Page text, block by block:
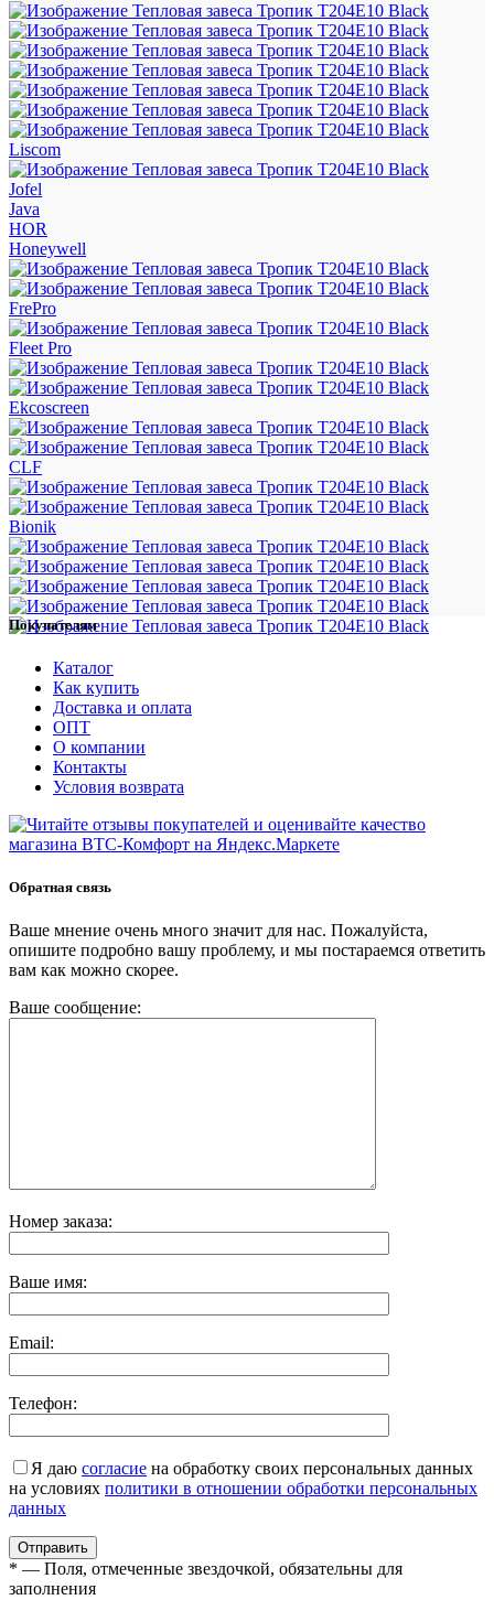
Liscom
Jofel
Java
HOR
Honeywell
FrePro
Fleet Pro
Ekcoscreen
CLF
Bionik
Покупателям
Каталог
Как купить
Доставка и оплата
ОПТ
О компании
Контакты
Условия возврата
Обратная связь
Ваше мнение очень много значит для нас. Пожалуйста,
опишите подробно вашу проблему, и мы постараемся ответить
вам как можно скорее.
Ваше сообщение:
Номер заказа:
Ваше имя:
Email:
Телефон:
Я даю согласие на обработку своих персональных данных
на условиях политики в отношении обработки персональных
данных
* — Поля, отмеченные звездочкой, обязательны для
заполнения